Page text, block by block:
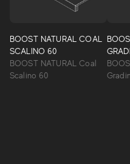
BOOST NATURAL COAL
SCALINO 60
BOOST NATURAL Coal
Scalino 60
Boost Natural naît de la
une collection de carreaux
naturel de la terre crue, qui
de carrelages de sols et